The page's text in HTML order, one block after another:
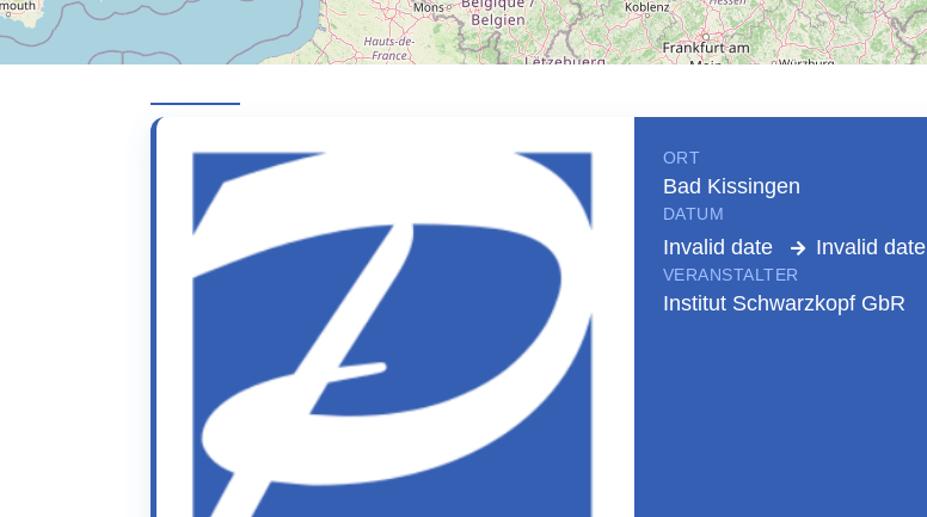
ORT
Bad Kissingen
DATUM
Invalid date Invalid date
VERANSTALTER
Institut Schwarzkopf GbR